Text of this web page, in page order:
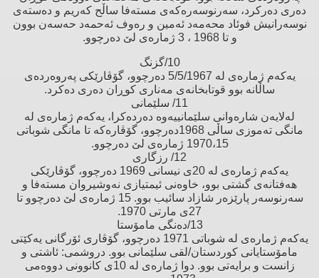
دەری دەركرد، سەرنوسەرەكەی مستەفا ساڵح كەریم و دەستەی
نوسەرانیش فوئاد محەمەد ئەمین و رەوف ئەحمەد حەسەن بوون
و تا 1968 ، 3 ژمارەی لێ‌ دەرچوو.
10/گزنگ
یەكەم ژمارەی لە 5/5/1967 دەرچوو، گۆڤارێكی پەروەردەی
ساڵانە بوو قوتابخانەی مەناری كوڕان دەری دەكرد.
11/ سلێمانی
لەلایەن شارەوانی سلێمانییەوە دەردەكرا، یەكەم ژمارەی لە
مانگی تەموزی ساڵی 1968دەرچوو، گۆڤارەكە تا مانگی شوباتی
1970،15 ژمارەی لێ‌ دەرچوو.
12/ رزگاری
یەكەم ژمارەی لە 20ی نیسانی 1969 دەرچوو، گۆڤارێكی
هەفتانەی گشتی بوو، خاوەنی ئیمتیازی نەوشیروان مستەفا و
سەرنوسەر پارێزەر شازاد سائیب بوو. 15 ژمارەی لێ‌ دەرچوو تا
27ی مارتی 1970.
13/دەنگی مامۆستا
یەكەم ژمارەی لە شوباتی 1971 دەرچوو، گۆڤاری ئۆرگانی یەكێتی
مامۆستایانی كوردستان/لقی سلێمانی بوو. دروشمی: ئاشتی و
زانست و برایەتی بوو. دوا ژمارەی لە 10ی كانوونی دووەمی